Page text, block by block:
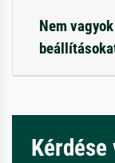
Nem
Kérdése